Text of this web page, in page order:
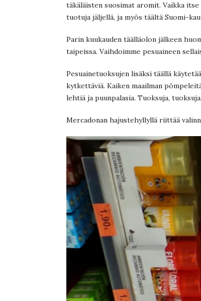
täkäläisten suosimat aromit. Vaikka
tuotuja jäljellä, ja myös täältä Suomi-
Parin kuukauden täälläolon jälkeen
taipeissa. Vaihdoimme pesuaineen
Pesuainetuoksujen lisäksi täällä
kytkettäviä. Kaiken maailman
lehtiä ja puunpalasia. Tuoksuja,
Mercadonan hajustehyllyllä riittää